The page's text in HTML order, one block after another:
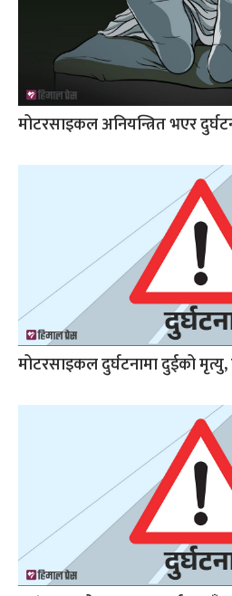
मोटरसाइकल अनियन्त्रित भएर
मोटरसाइकल दुर्घटनामा दुईको